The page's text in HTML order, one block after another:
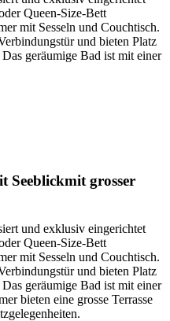
Queen-Size-Bett
mit Sesseln und Couchtisch.
und bieten Platz
geräumige Bad ist mit einer
Seeblickmit grosser
und exklusiv eingerichtet
Queen-Size-Bett
mit Sesseln und Couchtisch.
und bieten Platz
geräumige Bad ist mit einer
bieten eine grosse Terrasse